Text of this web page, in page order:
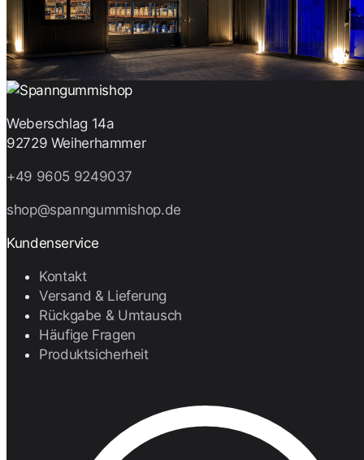
Weberschlag 14a
92729 Weiherhammer
+49 9605 9249037
shop@spanngummishop.de
Kundenservice
Kontakt
Versand & Lieferung
Rückgabe & Umtausch
Häufige Fragen
Produktsicherheit